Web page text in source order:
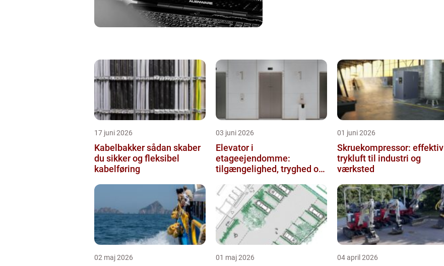
17 juni 2026
Kabelbakker sådan skaber
du sikker og fleksibel
kabelføring
03 juni 2026
Elevator i
etageejendomme:
tilgængelighed, tryghed og
01 juni 2026
Skruekompressor: effektiv
trykluft til industri og
værksted
02 maj 2026 01 maj 2026 04 april 2026